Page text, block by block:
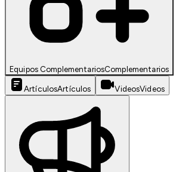
Equipos ComplementariosComplementarios
ArtículosArtículos VideosVideos